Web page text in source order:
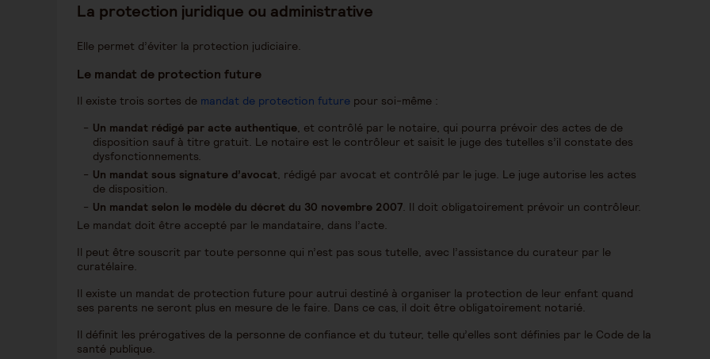
La protection juridique ou administrative
Elle permet d’éviter la protection judiciaire.
Le mandat de protection future
Il existe trois sortes de mandat de protection future pour soi-même :
Un mandat rédigé par acte authentique, et contrôlé par le notaire, qui pourra prévoir des actes de de
disposition sauf à titre gratuit. Le notaire est le contrôleur et saisit le juge des tutelles s’il constate des
dysfonctionnements.
Un mandat sous signature d’avocat, rédigé par avocat et contrôlé par le juge. Le juge autorise les actes
de disposition.
Un mandat selon le modèle du décret du 30 novembre 2007. Il doit obligatoirement prévoir un contrôleur.
Le mandat doit être accepté par le mandataire, dans l’acte.
Il peut être souscrit par toute personne qui n’est pas sous tutelle, avec l’assistance du curateur par le
curatélaire.
Il existe un mandat de protection future pour autrui destiné à organiser la protection de leur enfant quand
ses parents ne seront plus en mesure de le faire. Dans ce cas, il doit être obligatoirement notarié.
Il définit les prérogatives de la personne de confiance et du tuteur, telle qu’elles sont définies par le Code de la
santé publique.